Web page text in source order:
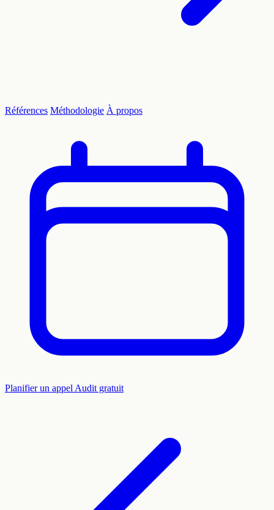
Références Méthodologie À propos
Planifier un appel Audit gratuit